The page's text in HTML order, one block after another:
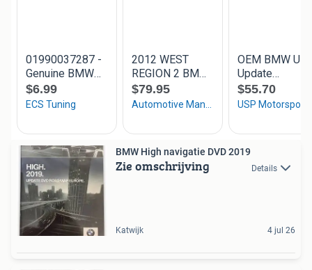
BMW High navigatie DVD 2019
Zie omschrijving Details
Katwijk 4 jul 26